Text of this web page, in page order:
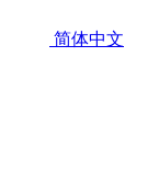
简体中文